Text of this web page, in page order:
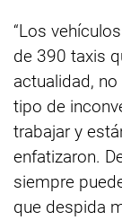
“Los
de 390 taxis
actualidad,
tipo de
trabajar y
enfatizaron.
siempre
que despida